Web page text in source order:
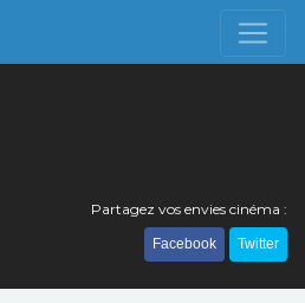
Partagez vos envies cinéma :
Facebook Twitter